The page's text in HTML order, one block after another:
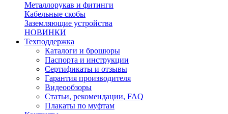
Металлорукав и фитинги
Кабельные скобы
Заземляющие устройства
НОВИНКИ
Техподдержка
Каталоги и брошюры
Паспорта и инструкции
Сертификаты и отзывы
Гарантия производителя
Видеообзоры
Статьи, рекомендации, FAQ
Плакаты по муфтам